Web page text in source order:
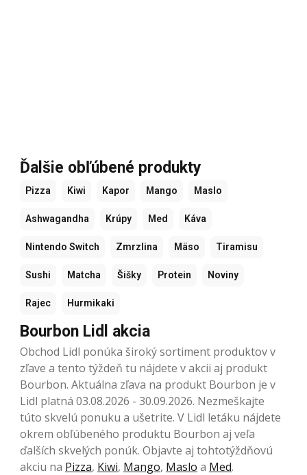
Ďalšie obľúbené produkty
Pizza Kiwi Kapor Mango Maslo
Ashwagandha Krúpy Med Káva
Nintendo Switch Zmrzlina Mäso Tiramisu
Sushi Matcha Šišky Protein Noviny
Rajec Hurmikaki
Bourbon Lidl akcia
Obchod Lidl ponúka široký sortiment produktov v
zľave a tento týždeň tu nájdete v akcii aj produkt
Bourbon. Aktuálna zľava na produkt Bourbon je v
Lidl platná 03.08.2026 - 30.09.2026. Nezmeškajte
túto skvelú ponuku a ušetrite. V Lidl letáku nájdete
okrem obľúbeného produktu Bourbon aj veľa
ďalších skvelých ponúk. Objavte aj tohtotýždňovú
akciu na Pizza, Kiwi, Mango, Maslo a Med.